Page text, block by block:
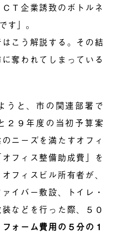
Ｔ企業誘致のボトルネ
す」。
こう解説する。その結
奪われてしまっている
うと、市の関連部署で
２９年度の当初予算案
ニーズを満たすオフィ
フィス整備助成費」を
フィスビル所有者が、
イバー敷設、トイレ・
などを行った際、５０
フォーム費用の５分の１